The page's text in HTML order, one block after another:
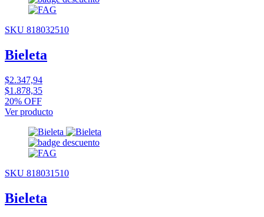
SKU 818032510
Bieleta
$2.347,94
$1.878,35
20% OFF
Ver producto
SKU 818031510
Bieleta